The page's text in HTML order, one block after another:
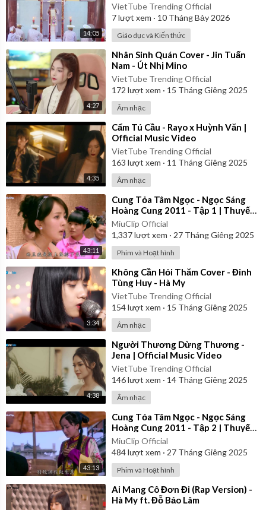
14:05
VietTube Trending Official
7lượt xem · 10 Tháng Bảy 2026
Giáo dục và Kiến thức
4:27
⁣Nhân Sinh Quán Cover - Jin Tuấn
Nam - Út Nhị Mino
VietTube Trending Official
172 lượt xem · 15 Tháng Giêng 2025
Âm nhạc
4:35
⁣Cẩm Tú Cầu - Rayo x Huỳnh Văn |
Official Music Video
VietTube Trending Official
163 lượt xem · 11 Tháng Giêng 2025
Âm nhạc
43:11
⁣Cung Tỏa Tâm Ngọc - Ngọc Sáng
Hoàng Cung 2011 - Tập 1 | Thuyết
Minh
MiuClip Official
1,337lượt xem · 27 Tháng Giêng 2025
Phim và Hoạt hình
3:34
⁣Không Cần Hỏi Thăm Cover - Đinh
Tùng Huy - Hà My
VietTube Trending Official
154lượt xem · 15 Tháng Giêng 2025
Âm nhạc
4:38
⁣Người Thương Dừng Thương -
Jena | Official Music Video
VietTube Trending Official
146lượt xem · 14 Tháng Giêng 2025
Âm nhạc
43:13
⁣Cung Tỏa Tâm Ngọc - Ngọc Sáng
Hoàng Cung 2011 - Tập 2 | Thuyết
Minh
MiuClip Official
484lượt xem · 27 Tháng Giêng 2025
Phim và Hoạt hình
⁣Ai Mang Cô Đơn Đi (Rap Version) -
Hà My ft. Đỗ Bảo Lâm